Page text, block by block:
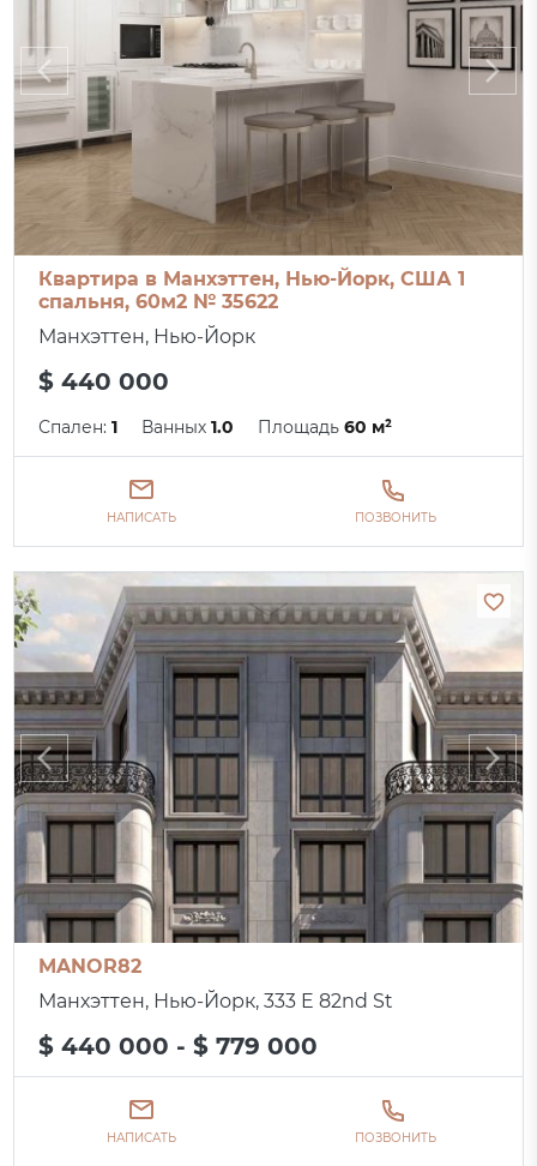
Квартира в Манхэттен, Нью-Йорк, США 1
спальня, 60м2 № 35622
Манхэттен, Нью-Йорк
$ 440 000
Спален:1 Ванных1.0 Площадь60 м²
НАПИСАТЬ ПОЗВОНИТЬ
MANOR82
Манхэттен, Нью-Йорк, 333 E 82nd St
$ 440 000 - $ 779 000
НАПИСАТЬ ПОЗВОНИТЬ